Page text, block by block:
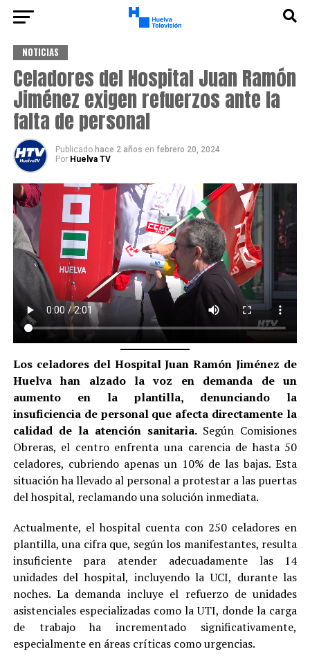
NOTICIAS
Celadores del Hospital Juan Ramón
Jiménez exigen refuerzos ante la
falta de personal
Publicado hace 2 años en febrero 20, 2024
Por Huelva TV
Los celadores del Hospital Juan Ramón Jiménez de
Huelva han alzado la voz en demanda de un
aumento en la plantilla, denunciando la
insuficiencia de personal que afecta directamente la
calidad de la atención sanitaria. Según Comisiones
Obreras, el centro enfrenta una carencia de hasta 50
celadores, cubriendo apenas un 10% de las bajas. Esta
situación ha llevado al personal a protestar a las puertas
del hospital, reclamando una solución inmediata.
Actualmente, el hospital cuenta con 250 celadores en
plantilla, una cifra que, según los manifestantes, resulta
insuficiente para atender adecuadamente las 14
unidades del hospital, incluyendo la UCI, durante las
noches. La demanda incluye el refuerzo de unidades
asistenciales especializadas como la UTI, donde la carga
de trabajo ha incrementado significativamente,
especialmente en áreas críticas como urgencias.